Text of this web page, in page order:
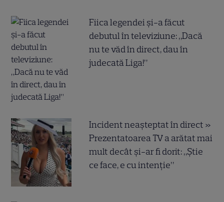
Fiica legendei și-a făcut
debutul în televiziune: „Dacă
nu te văd în direct, dau în
judecată Liga!”
Incident neașteptat în direct »
Prezentatoarea TV a arătat mai
mult decât și-ar fi dorit: „Știe
ce face, e cu intenție”